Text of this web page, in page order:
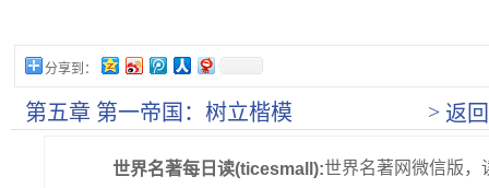
分享到：
第五章 第一帝国：树立楷模 > 返
世界名著每日读(ticesmall):世界名著网微信版，